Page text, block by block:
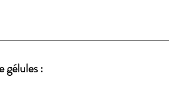
gélules :